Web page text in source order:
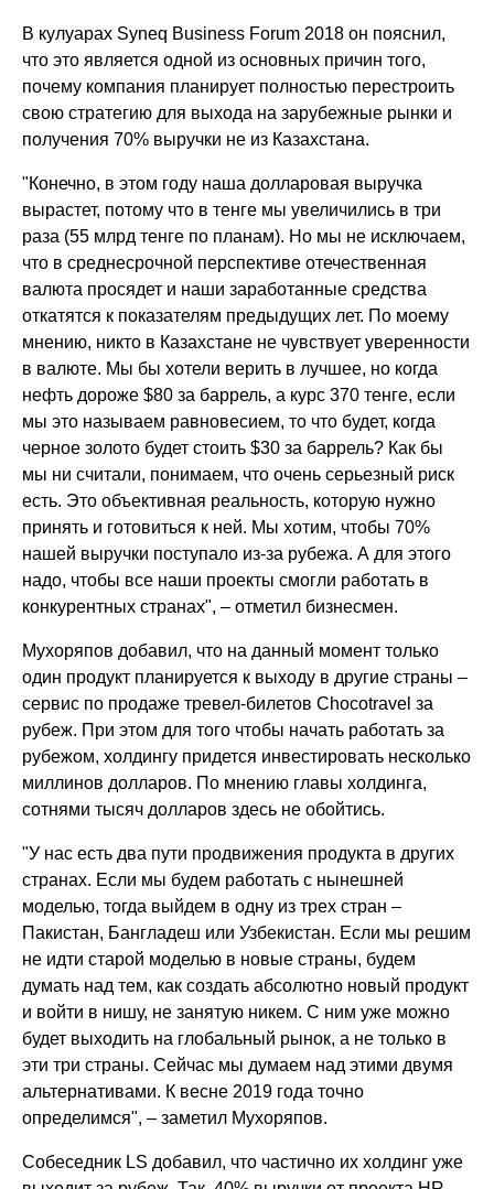
В кулуарах Syneq Business Forum 2018 он пояснил,
что это является одной из основных причин того,
почему компания планирует полностью перестроить
свою стратегию для выхода на зарубежные рынки и
получения 70% выручки не из Казахстана.
"Конечно, в этом году наша долларовая выручка
вырастет, потому что в тенге мы увеличились в три
раза (55 млрд тенге по планам). Но мы не исключаем,
что в среднесрочной перспективе отечественная
валюта просядет и наши заработанные средства
откатятся к показателям предыдущих лет. По моему
мнению, никто в Казахстане не чувствует уверенности
в валюте. Мы бы хотели верить в лучшее, но когда
нефть дороже $80 за баррель, а курс 370 тенге, если
мы это называем равновесием, то что будет, когда
черное золото будет стоить $30 за баррель? Как бы
мы ни считали, понимаем, что очень серьезный риск
есть. Это объективная реальность, которую нужно
принять и готовиться к ней. Мы хотим, чтобы 70%
нашей выручки поступало из-за рубежа. А для этого
надо, чтобы все наши проекты смогли работать в
конкурентных странах",– отметил бизнесмен.
Мухоряпов добавил, что на данный момент только
один продукт планируется к выходу в другие страны –
сервис по продаже тревел-билетов Chocotravel за
рубеж. При этом для того чтобы начать работать за
рубежом, холдингу придется инвестировать несколько
миллинов долларов. По мнению главы холдинга,
сотнями тысяч долларов здесь не обойтись.
"У нас есть два пути продвижения продукта в других
странах. Если мы будем работать с нынешней
моделью, тогда выйдем в одну из трех стран –
Пакистан, Бангладеш или Узбекистан. Если мы решим
не идти старой моделью в новые страны, будем
думать над тем, как создать абсолютно новый продукт
и войти в нишу, не занятую никем. С ним уже можно
будет выходить на глобальный рынок, а не только в
эти три страны. Сейчас мы думаем над этими двумя
альтернативами. К весне 2019 года точно
определимся",– заметил Мухоряпов.
Собеседник LS добавил, что частично их холдинг уже